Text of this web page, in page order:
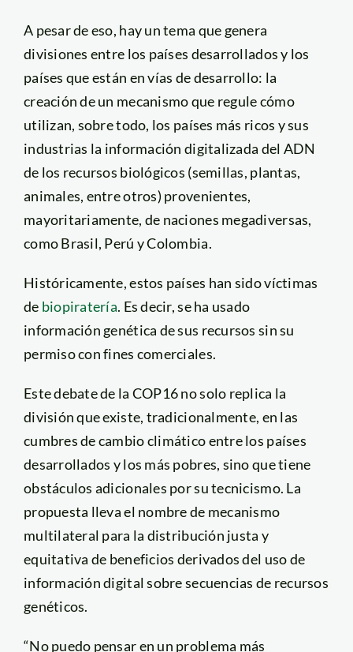
A pesar de eso, hay un tema que genera
divisiones entre los países desarrollados y los
países que están en vías de desarrollo: la
creación de un mecanismo que regule cómo
utilizan, sobre todo, los países más ricos y sus
industrias la información digitalizada del ADN
de los recursos biológicos (semillas, plantas,
animales, entre otros) provenientes,
mayoritariamente, de naciones megadiversas,
como Brasil, Perú y Colombia.
Históricamente, estos países han sido víctimas
de biopiratería. Es decir, se ha usado
información genética de sus recursos sin su
permiso con fines comerciales.
Este debate de la COP16 no solo replica la
división que existe, tradicionalmente, en las
cumbres de cambio climático entre los países
desarrollados y los más pobres, sino que tiene
obstáculos adicionales por su tecnicismo. La
propuesta lleva el nombre de mecanismo
multilateral para la distribución justa y
equitativa de beneficios derivados del uso de
información digital sobre secuencias de recursos
genéticos.
“No puedo pensar en un problema más